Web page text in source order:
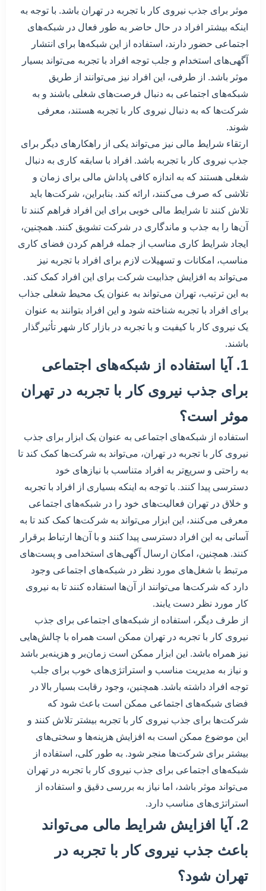
موثر برای جذب نیروی کار با تجربه در تهران باشد. با توجه به
اینکه بیشتر افراد در حال حاضر به طور فعال در شبکه‌های
اجتماعی حضور دارند، استفاده از این شبکه‌ها برای انتشار
آگهی‌های استخدام و جلب توجه افراد با تجربه می‌تواند بسیار
موثر باشد. از طرفی، این افراد نیز می‌توانند از طریق
شبکه‌های اجتماعی به دنبال فرصت‌های شغلی باشند و به
شرکت‌ها که به دنبال نیروی کار با تجربه هستند، معرفی
شوند.
ارتقاء شرایط مالی نیز می‌تواند یکی از راهکارهای دیگر برای
جذب نیروی کار با تجربه باشد. افراد با سابقه کاری به دنبال
شغلی هستند که به اندازه کافی پاداش مالی برای زمان و
تلاشی که صرف می‌کنند، ارائه کند. بنابراین، شرکت‌ها باید
تلاش کنند تا شرایط مالی خوبی برای این افراد فراهم کنند تا
آن‌ها را به جذب و ماندگاری در شرکت تشویق کنند. همچنین،
ایجاد شرایط کاری مناسب از جمله فراهم کردن فضای کاری
مناسب، امکانات و تسهیلات لازم برای افراد با تجربه نیز
می‌تواند به افزایش جذابیت شرکت برای این افراد کمک کند.
به این ترتیب، تهران می‌تواند به عنوان یک محیط شغلی جذاب
برای افراد با تجربه شناخته شود و این افراد بتوانند به عنوان
یک نیروی کار با کیفیت و با تجربه در بازار کار شهر تأثیرگذار
باشند.
1. آیا استفاده از شبکه‌های اجتماعی
برای جذب نیروی کار با تجربه در تهران
موثر است؟
استفاده از شبکه‌های اجتماعی به عنوان یک ابزار برای جذب
نیروی کار با تجربه در تهران، می‌تواند به شرکت‌ها کمک کند تا
به راحتی و سریع‌تر به افراد متناسب با نیازهای خود
دسترسی پیدا کنند. با توجه به اینکه بسیاری از افراد با تجربه
و خلاق در تهران فعالیت‌های خود را در شبکه‌های اجتماعی
معرفی می‌کنند، این ابزار می‌تواند به شرکت‌ها کمک کند تا به
آسانی به این افراد دسترسی پیدا کنند و با آن‌ها ارتباط برقرار
کنند. همچنین، امکان ارسال آگهی‌های استخدامی و پست‌های
مرتبط با شغل‌های مورد نظر در شبکه‌های اجتماعی وجود
دارد که شرکت‌ها می‌توانند از آن‌ها استفاده کنند تا به نیروی
کار مورد نظر دست یابند.
از طرف دیگر، استفاده از شبکه‌های اجتماعی برای جذب
نیروی کار با تجربه در تهران ممکن است همراه با چالش‌هایی
نیز همراه باشد. این ابزار ممکن است زمان‌بر و هزینه‌بر باشد
و نیاز به مدیریت مناسب و استراتژی‌های خوب برای جلب
توجه افراد داشته باشد. همچنین، وجود رقابت بسیار بالا در
فضای شبکه‌های اجتماعی ممکن است باعث شود که
شرکت‌ها برای جذب نیروی کار با تجربه بیشتر تلاش کنند و
این موضوع ممکن است به افزایش هزینه‌ها و سختی‌های
بیشتر برای شرکت‌ها منجر شود. به طور کلی، استفاده از
شبکه‌های اجتماعی برای جذب نیروی کار با تجربه در تهران
می‌تواند موثر باشد، اما نیاز به بررسی دقیق و استفاده از
استراتژی‌های مناسب دارد.
2. آیا افزایش شرایط مالی می‌تواند
باعث جذب نیروی کار با تجربه در
تهران شود؟